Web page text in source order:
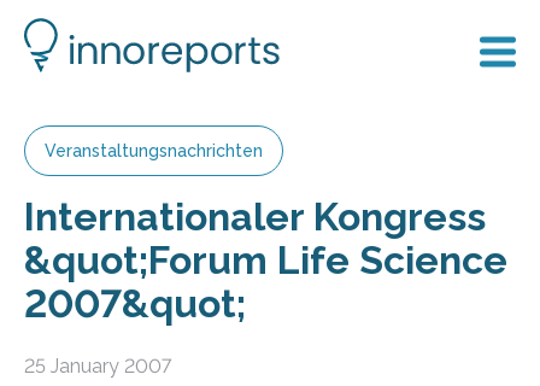
Veranstaltungsnachrichten
Internationaler Kongress
&quot;Forum Life Science
2007&quot;
25 January 2007